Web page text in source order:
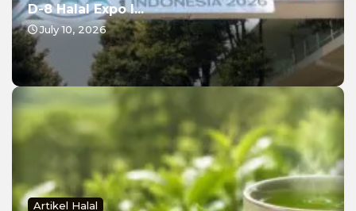
D-8 Halal Expo I...
July 10, 2026
Artikel Halal